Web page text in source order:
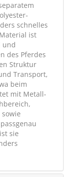
schnelles
ist
und
des Pferdes
Struktur
Transport,
beim
mit Metall-
sie